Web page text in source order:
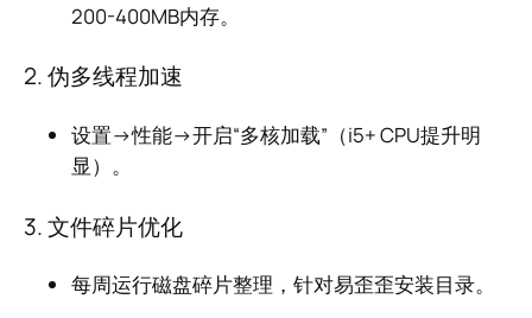
200-400MB内存。
2. 伪多线程加速
设置→性能→开启“多核加载”（i5+ CPU提升明
显）。
3. 文件碎片优化
每周运行磁盘碎片整理，针对易歪歪安装目录。